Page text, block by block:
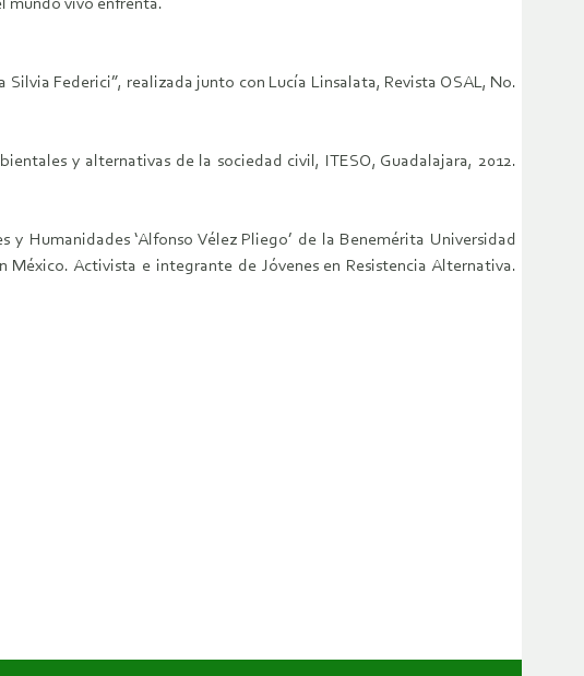
mundo vivo enfrenta.
Federici”, realizada junto con Lucía Linsalata, Revista OSAL, No.
y alternativas de la sociedad civil, ITESO, Guadalajara, 2012.
Humanidades ‘Alfonso Vélez Pliego’ de la Benemérita Universidad
Activista e integrante de Jóvenes en Resistencia Alternativa.